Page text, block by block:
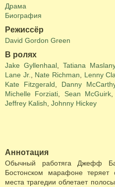
Драма
Биография
Режиссёр
David Gordon Green
В ролях
Jake Gyllenhaal Tatiana Maslany
Lane Jr.
Nate Richman Lenny
Kate Fitzgerald
Danny
Michelle Forziati
Sean McGuirk,
Jeffrey Kalish Johnny Hickey
Аннотация
Обычный работяга Джефф
Бостонском марафоне
места трагедии облетает